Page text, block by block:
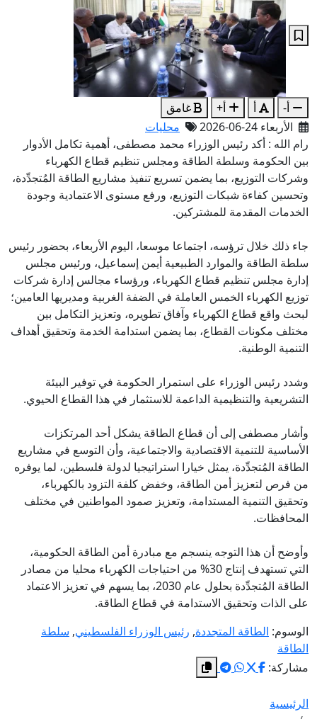
أ- أ أ+
غامق
الأربعاء 24-06-2026
محليات
رام الله : أكد رئيس الوزراء محمد مصطفى، أهمية تكامل الأدوار
بين الحكومة وسلطة الطاقة ومجلس تنظيم قطاع الكهرباء
وشركات التوزيع، بما يضمن تسريع تنفيذ مشاريع الطاقة المُتجدِّدة،
وتحسين كفاءة شبكات التوزيع، ورفع مستوى الاعتمادية وجودة
الخدمات المقدمة للمشتركين.
جاء ذلك خلال ترؤسه، اجتماعا موسعا، اليوم الأربعاء، بحضور رئيس
سلطة الطاقة والموارد الطبيعية أيمن إسماعيل، ورئيس مجلس
إدارة مجلس تنظيم قطاع الكهرباء، ورؤساء مجالس إدارة شركات
توزيع الكهرباء الخمس العاملة في الضفة الغربية ومديريها العامين؛
لبحث واقع قطاع الكهرباء وآفاق تطويره، وتعزيز التكامل بين
مختلف مكونات القطاع، بما يضمن استدامة الخدمة وتحقيق أهداف
التنمية الوطنية.
وشدد رئيس الوزراء على استمرار الحكومة في توفير البيئة
التشريعية والتنظيمية الداعمة للاستثمار في هذا القطاع الحيوي.
وأشار مصطفى إلى أن قطاع الطاقة يشكل أحد المرتكزات
الأساسية للتنمية الاقتصادية والاجتماعية، وأن التوسع في مشاريع
الطاقة المُتجدِّدة، يمثل خيارا استراتيجيا لدولة فلسطين، لما يوفره
من فرص لتعزيز أمن الطاقة، وخفض كلفة التزود بالكهرباء،
وتحقيق التنمية المستدامة، وتعزيز صمود المواطنين في مختلف
المحافظات.
وأوضح أن هذا التوجه ينسجم مع مبادرة أمن الطاقة الحكومية،
التي تستهدف إنتاج 30% من احتياجات الكهرباء محليا من مصادر
الطاقة المُتجدِّدة بحلول عام 2030، بما يسهم في تعزيز الاعتماد
على الذات وتحقيق الاستدامة في قطاع الطاقة.
الوسوم: الطاقة المتجددة, رئيس الوزراء الفلسطيني, سلطة
الطاقة
مشاركة:
الرئيسية